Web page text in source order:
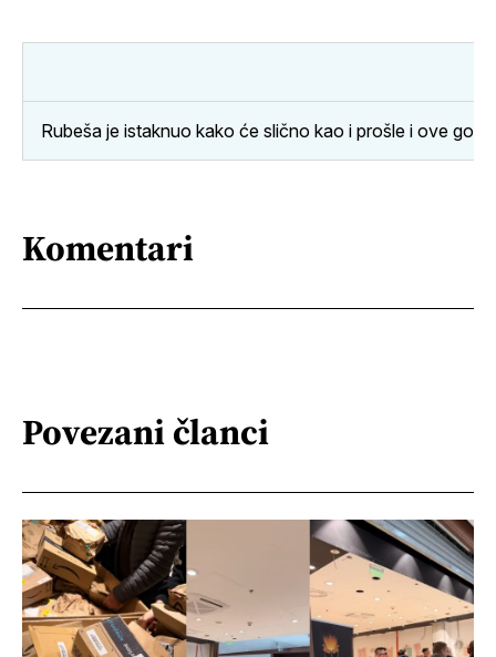
Rubeša je istaknuo kako će slično kao i prošle i ove
Komentari
Povezani članci